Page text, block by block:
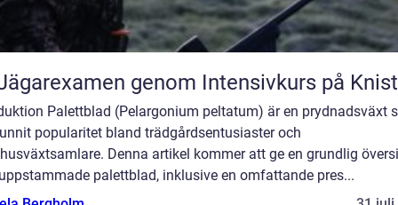
genom Intensivkurs på
Palettblad (Pelargonium peltatum) är en prydnadsväxt
popularitet bland trädgårdsentusiaster och
Denna artikel kommer att ge en grundlig
palettblad, inklusive en omfattande pres...